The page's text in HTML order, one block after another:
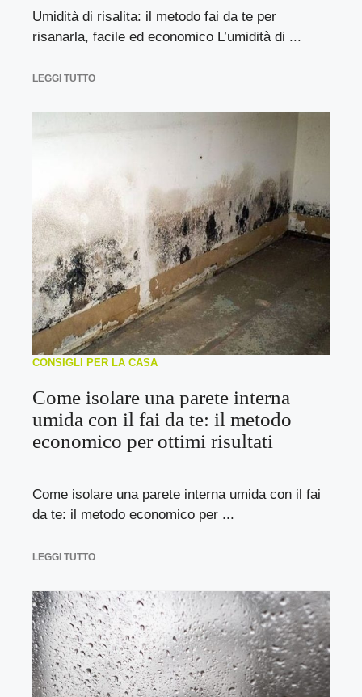
Umidità di risalita: il metodo fai da te per
risanarla, facile ed economico L’umidità di ...
LEGGI TUTTO
CONSIGLI PER LA CASA
Come isolare una parete interna
umida con il fai da te: il metodo
economico per ottimi risultati
Come isolare una parete interna umida con il fai
da te: il metodo economico per ...
LEGGI TUTTO